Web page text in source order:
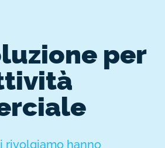
per
rivolgiamo hanno